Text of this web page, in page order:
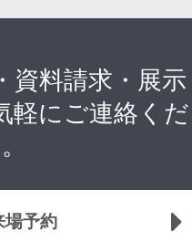
資料請求・展示
軽にご連絡くだ
場予約